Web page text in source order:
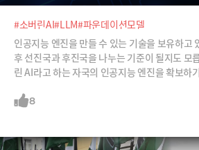
#소버린AI#LLM#파운데이션모델
인공지능 엔진을 만들 수 있는 기술을 보유하고
후 선진국과 후진국을 나누는 기준이 될지도 모
린 AI라고 하는 자국의 인공지능 엔진을 확보하
실효성에 대한 찬반 의견도 분분합니다. 큰 돈이
국가대표AI 타이틀을 걸고 뛸 후보들인지 그리
8